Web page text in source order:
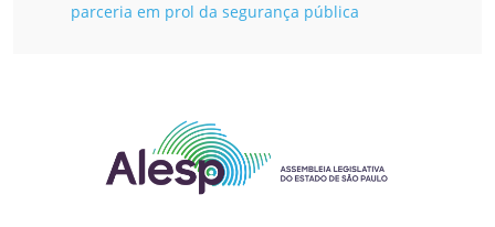
parceria em prol da segurança pública